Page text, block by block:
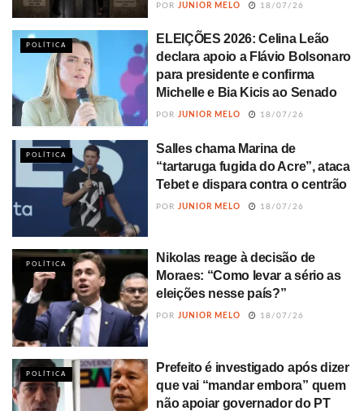
POR JUNIOR MELO 18/07/26
POLÍTICA
ELEIÇÕES 2026: Celina Leão
declara apoio a Flávio Bolsonaro
para presidente e confirma
Michelle e Bia Kicis ao Senado
POR JUNIOR MELO 18/07/26
POLÍTICA
Salles chama Marina de
“tartaruga fugida do Acre”, ataca
Tebet e dispara contra o centrão
POR JUNIOR MELO 18/07/26
POLÍTICA
Nikolas reage à decisão de
Moraes: “Como levar a sério as
eleições nesse país?”
POR JUNIOR MELO 18/07/26
POLÍTICA
Prefeito é investigado após dizer
que vai “mandar embora” quem
não apoiar governador do PT